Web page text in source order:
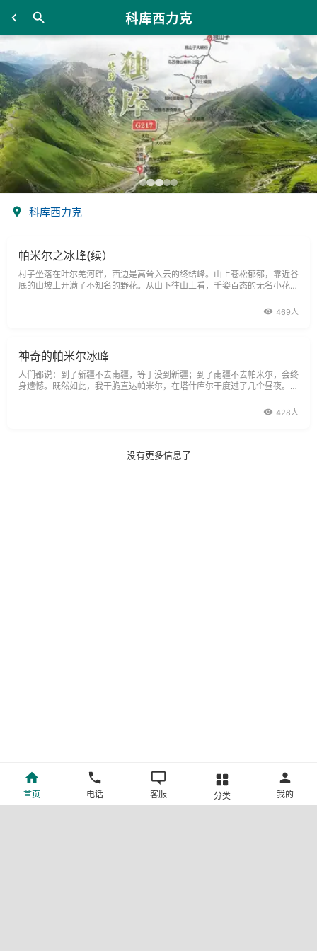
科库西力克
科库西力克
帕米尔之冰峰(续）
村子坐落在叶尔羌河畔，西边是高耸入云的终结峰。山上苍松郁郁，靠近谷
底的山坡上开满了不知名的野花。从山下往山上看，千姿百态的无名小花，
469人
神奇的帕米尔冰峰
人们都说：到了新疆不去南疆，等于没到新疆；到了南疆不去帕米尔，会终
身遗憾。既然如此，我干脆直达帕米尔，在塔什库尔干度过了几个昼夜。帕
428人
没有更多信息了
首页 电话 客服 分类 我的